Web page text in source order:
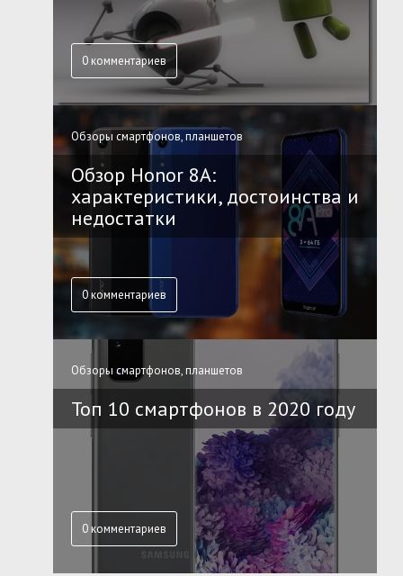
0 комментариев
Обзоры смартфонов, планшетов
Обзор Honor 8A:
характеристики, достоинства и
недостатки
0 комментариев
Обзоры смартфонов, планшетов
Топ 10 смартфонов в 2020 году
0 комментариев